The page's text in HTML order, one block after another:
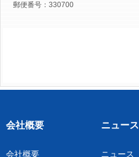
郵便番号：330700
会社概要
会社概要
ニュース
ニュース